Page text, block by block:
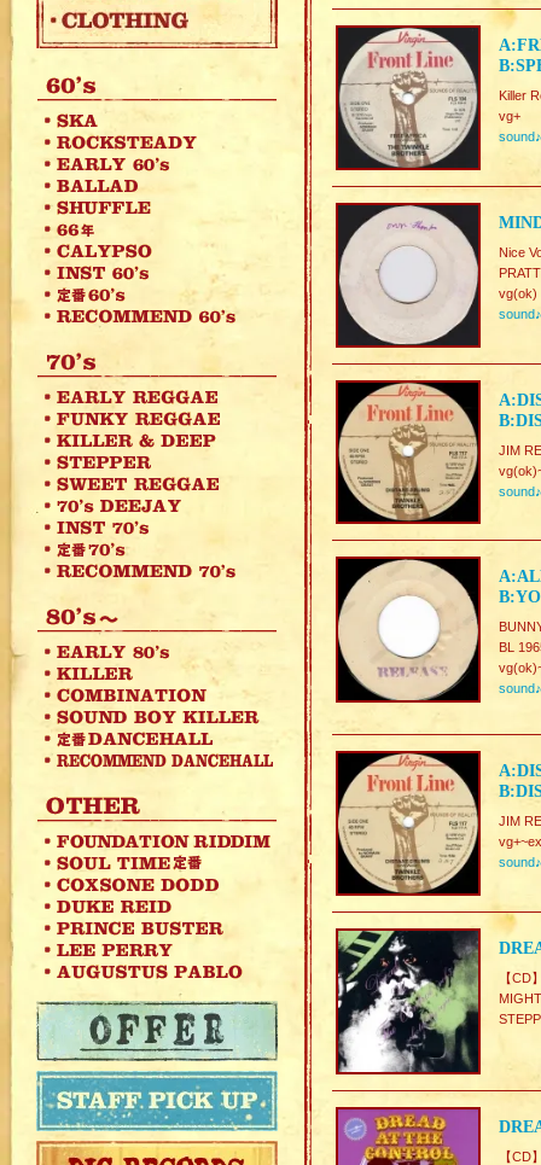
Killer
vg+
sound♪
Nice
vg(ok)
sound♪
JIM
sound♪
BL
sound♪
JIM
sound♪
【CD
【CD